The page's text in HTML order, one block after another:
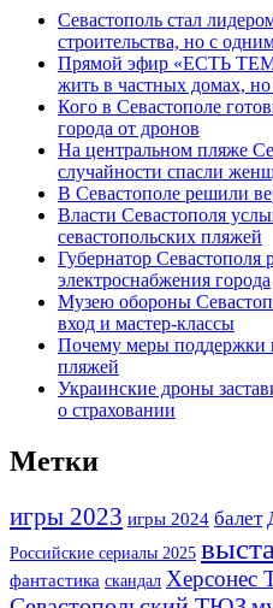
Севастополь стал
строительства, но с
Прямой эфир «ЕСТЬ
жить в частных домах, но
Кого в Севастополе
города от дронов
На центральном пляже
случайности спасли
В Севастополе решили
Власти Севастополя
севастопольских пляжей
Губернатор Севастополя
электроснабжения города
Музею обороны
вход и мастер-классы
Почему меры поддержки
пляжей
Украинские дроны
о страховании
Метки
игры 2023 игры 2024 балет
Российские сериалы 2025
фантастика скандал Херсонес